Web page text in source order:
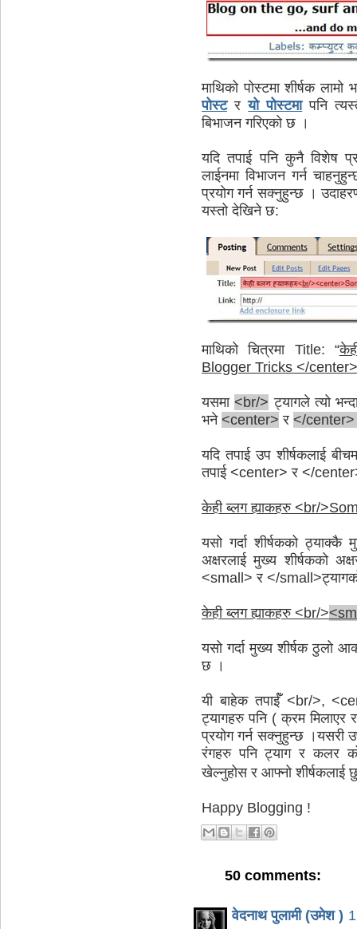
माथिको पोस्टमा शीर्षक
पोस्टरयो पोस्टमापनि
बिभाजन गरिएको छ ।
यदि तपाई पनि कुनै विशेष
लाईनमा विभाजन गर्न
प्रयोग गर्न सक्नुहुन्छ ।
यस्तो देखिने छ:
माथिको चित्रमा Title: “
Blogger Tricks </center>
यसमा <br/> ट्यागले त्यो
भने <center> र </
यदि तपाई उप शीर्षकलाई
तपाई <center> र </
केही ब्लग ह्याकहरु <br/
यसो गर्दा शीर्षकको
अक्षरलाई मुख्य शीर्षकको
<small> र </
केही ब्लग ह्याकहरु <br/>
यसो गर्दा मुख्य शीर्षक ठुलो
छ ।
यी बाहेक तपाईँ <br/>,
ट्यागहरु पनि ( क्रम मिलाएर
प्रयोग गर्न सक्नुहुन्छ ।यसरी
रंगहरु पनि ट्याग र कलर
खेल्नुहोस र आफ्नो शीर्षकलाई
Happy Blogging !
50 comments:
वेदनाथ पुलामी (उमेश )